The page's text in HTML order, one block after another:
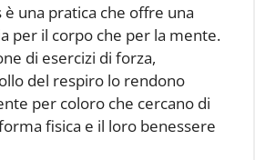
è una pratica che offre una
per il corpo che per la mente.
di esercizi di forza,
del respiro lo rendono
per coloro che cercano di
fisica e il loro benessere